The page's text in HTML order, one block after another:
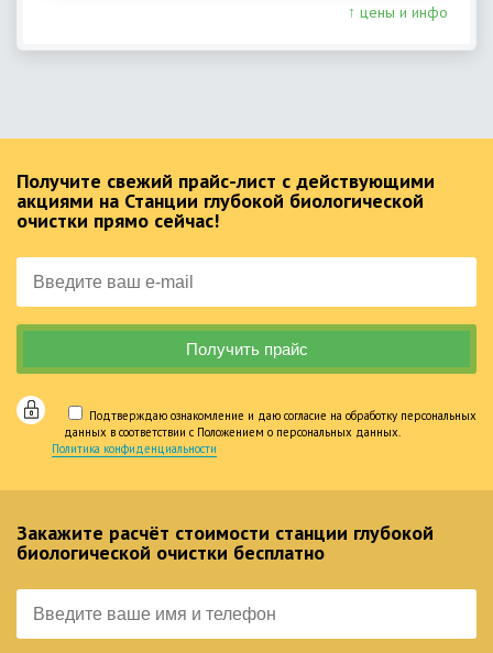
↑ цены и инфо
Получите свежий прайс-лист с действующими
акциями на Станции глубокой биологической
очистки прямо сейчас!
Подтверждаю ознакомление и даю согласие на обработку персональных
данных в соответствии с Положением о персональных данных.
Политика конфиденциальности
Закажите расчёт стоимости станции глубокой
биологической очистки бесплатно